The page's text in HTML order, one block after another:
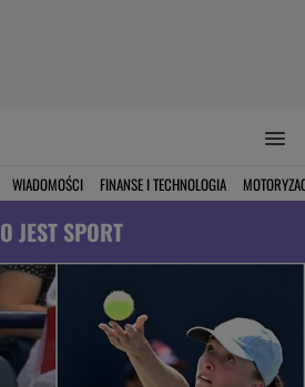
WIADOMOŚCI FINANSE I TECHNOLOGIA
JEST SPORT